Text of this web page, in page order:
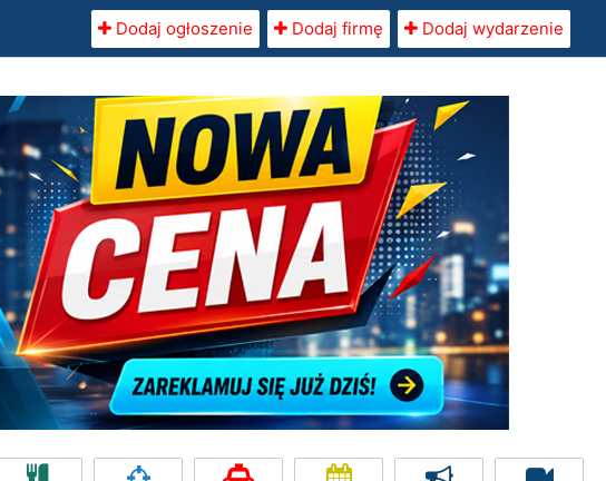
Dodaj ogłoszenie Dodaj firmę Dodaj wydarzenie